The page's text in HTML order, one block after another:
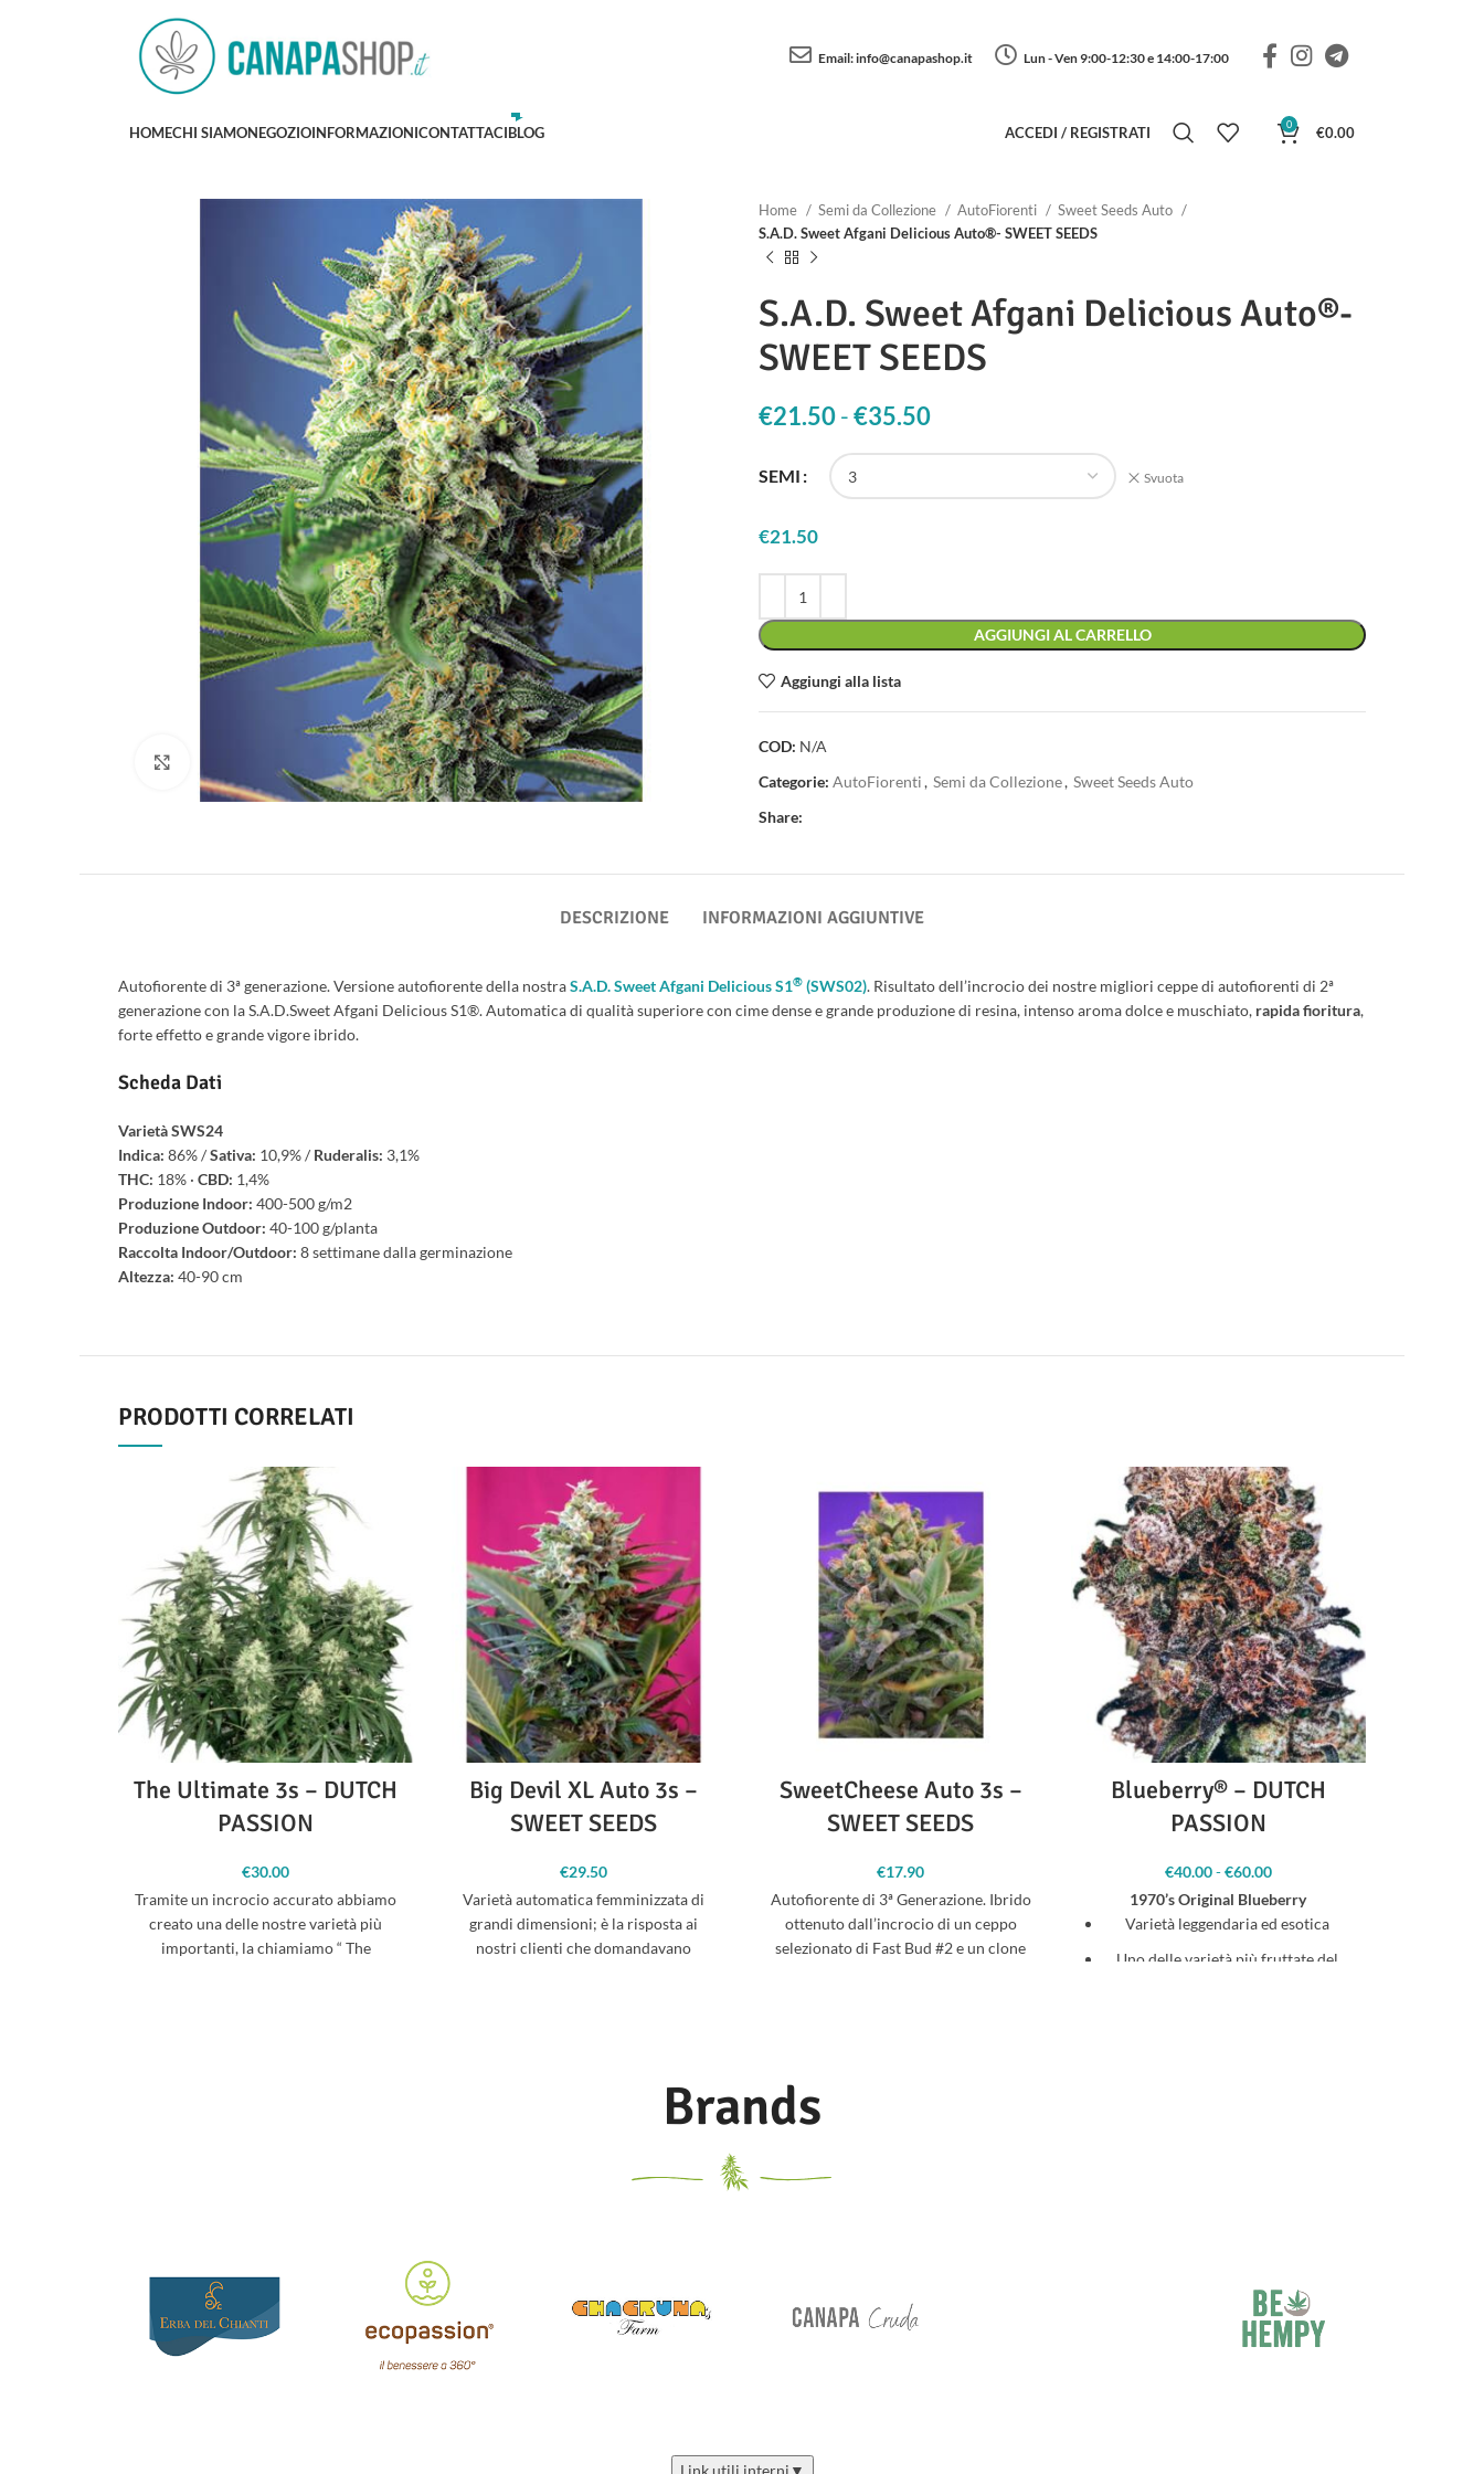
Email:info@canapashop.it Lun - Ven 9:00-12:30 e 14:00-17:00
HOMECHI SIAMONEGOZIOINFORMAZIONICONTATTACIBLOG ACCEDI / REGISTRATI 0 €0.00
Home Semi da Collezione AutoFiorenti
Sweet Seeds Auto
S.A.D. Sweet Afgani Delicious Auto®- SWEET SEEDS
S.A.D. Sweet Afgani Delicious Auto®-
SWEET SEEDS
€21.50-€35.50
SEMI Svuota
€21.50
AGGIUNGI AL CARRELLO
Aggiungi alla lista
COD: N/A
Categorie: AutoFiorenti, Semi da Collezione, Sweet Seeds Auto
Share:
DESCRIZIONE INFORMAZIONI AGGIUNTIVE
Autofiorente di 3ª generazione. Versione autofiorente della nostraS.A.D. Sweet Afgani Delicious S1® (SWS02). Risultato dell’incrocio dei nostre migliori ceppe di autofiorenti di 2ª
generazione con la S.A.D.Sweet Afgani Delicious S1®. Automatica di qualità superiore con cime dense e grande produzione di resina, intenso aroma dolce e muschiato, rapida fioritura,
forte effetto e grande vigore ibrido.
Scheda Dati
Varietà SWS24
Indica: 86% /Sativa: 10,9% / Ruderalis: 3,1%
THC: 18% · CBD: 1,4%
Produzione Indoor: 400-500 g/m2
Produzione Outdoor: 40-100 g/planta
Raccolta Indoor/Outdoor: 8 settimane dalla germinazione
Altezza: 40-90 cm
PRODOTTI CORRELATI
The Ultimate 3s – DUTCH
PASSION
€30.00
Tramite un incrocio accurato abbiamo
creato una delle nostre varietà più
importanti, la chiamiamo “ The
Big Devil XL Auto 3s –
SWEET SEEDS
€29.50
Varietà automatica femminizzata di
grandi dimensioni; è la risposta ai
nostri clienti che domandavano
SweetCheese Auto 3s –
SWEET SEEDS
€17.90
Autofiorente di 3ª Generazione. Ibrido
ottenuto dall’incrocio di un ceppo
selezionato di Fast Bud #2 e un clone
Blueberry® – DUTCH
PASSION
€40.00-€60.00
€40.00 a
€60.00
1970’s Original Blueberry
Varietà leggendaria ed esotica
Uno delle varietà più fruttate del
Brands
Link utili interni ▼